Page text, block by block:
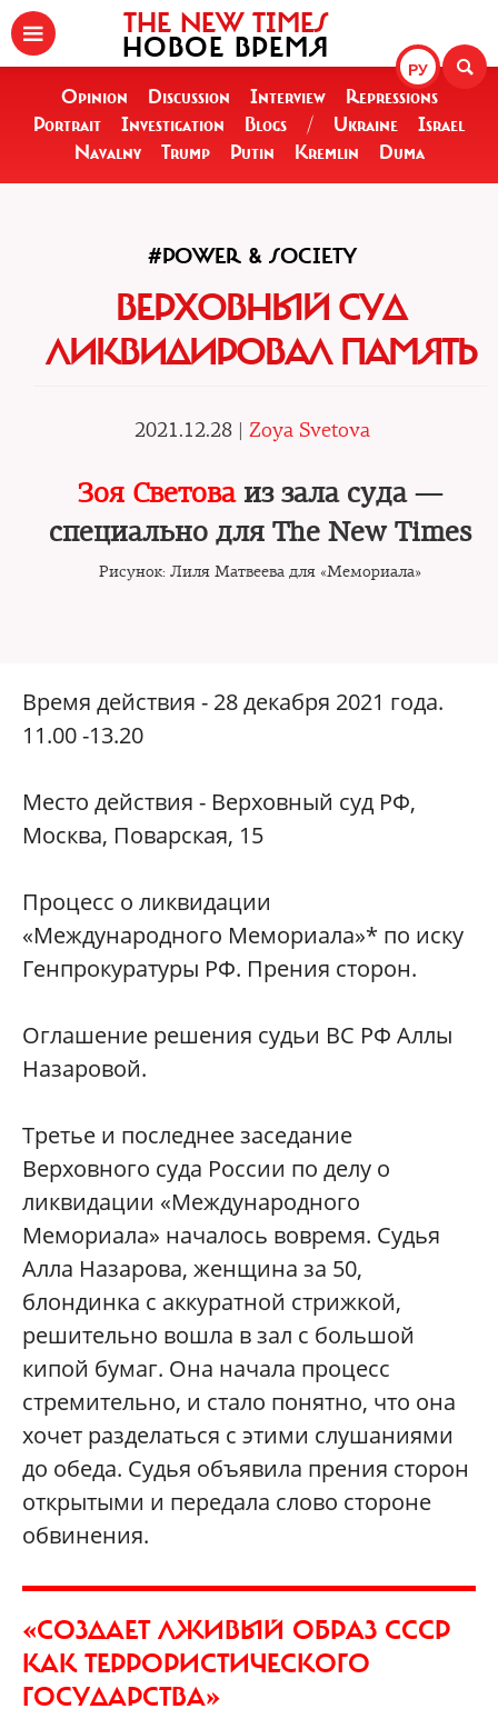
РУ
THE NEW TIMES
НОВОЕ ВРЕМЯ
Opinion Discussion Interview
Repressions
Portrait
Investigation Blogs / Ukraine
Israel
Navalny
Trump Putin Kremlin Duma
#POWER & SOCIETY
ВЕРХОВНЫЙ СУД
ЛИКВИДИРОВАЛ ПАМЯТЬ
2021.12.28 | Zoya Svetova
Зоя Световаиз зала суда —
специально для The New Times
Рисунок: Лиля Матвеева для «Мемориала»
Время действия - 28 декабря 2021 года.
11.00 -13.20
Место действия - Верховный суд РФ,
Москва, Поварская, 15
Процесс о ликвидации
«Международного Мемориала»* по иску
Генпрокуратуры РФ. Прения сторон.
Оглашение решения судьи ВС РФ Аллы
Назаровой.
Третье и последнее заседание
Верховного суда России по делу о
ликвидации «Международного
Мемориала» началось вовремя. Судья
Алла Назарова, женщина за 50,
блондинка с аккуратной стрижкой,
решительно вошла в зал с большой
кипой бумаг. Она начала процесс
стремительно, и стало понятно, что она
хочет разделаться с этими слушаниями
до обеда. Судья объявила прения сторон
открытыми и передала слово стороне
обвинения.
«СОЗДАЕТ ЛЖИВЫЙ ОБРАЗ СССР
КАК ТЕРРОРИСТИЧЕСКОГО
ГОСУДАРСТВА»